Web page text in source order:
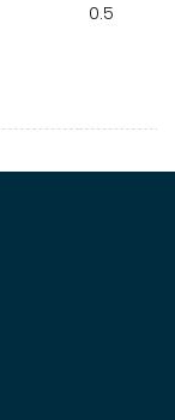
0.5